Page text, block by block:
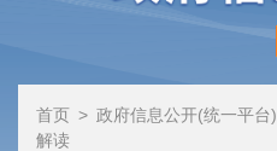
首页 > 政府信息公开(统一平台)
解读